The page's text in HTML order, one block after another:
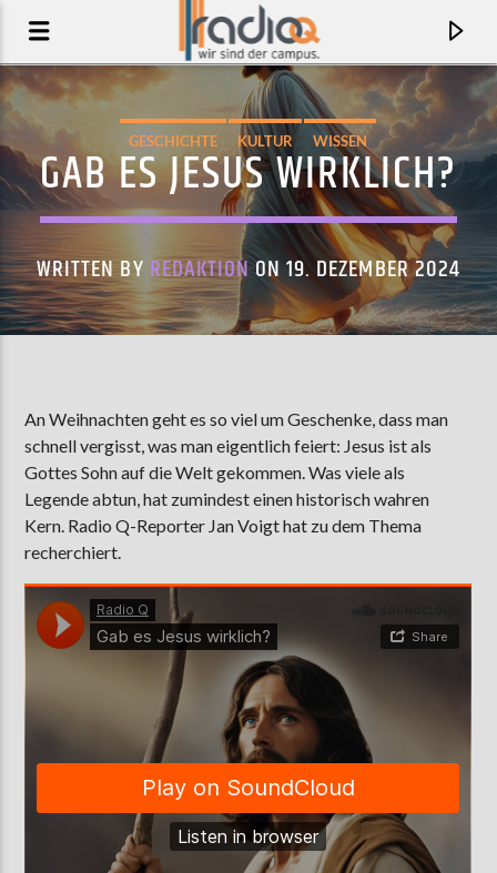
AKTUELLER TRACK
50 50
MISO EXTRA
AKTUELLE SENDUNG
MOEBIUS
00:00 18:00
Münster 90,9 MHz Steinfurt 103,9 MHz
GESCHICHTE KULTUR WISSEN
GAB ES JESUS WIRKLICH?
WRITTEN BY REDAKTIONON 19. DEZEMBER 2024
An Weihnachten geht es so viel um Geschenke, dass man
schnell vergisst, was man eigentlich feiert: Jesus ist als
Gottes Sohn auf die Welt gekommen. Was viele als
Legende abtun, hat zumindest einen historisch wahren
Kern. Radio Q-Reporter Jan Voigt hat zu dem Thema
recherchiert.